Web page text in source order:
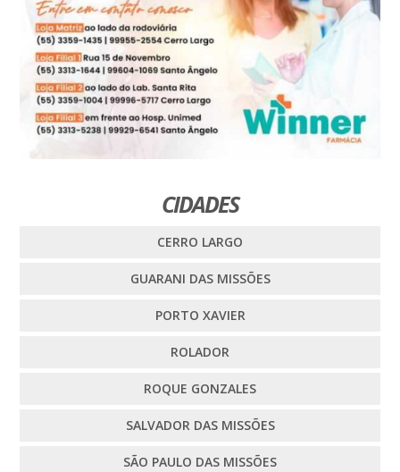
CIDADES
CERRO LARGO
GUARANI DAS MISSÕES
PORTO XAVIER
ROLADOR
ROQUE GONZALES
SALVADOR DAS MISSÕES
SÃO PAULO DAS MISSÕES